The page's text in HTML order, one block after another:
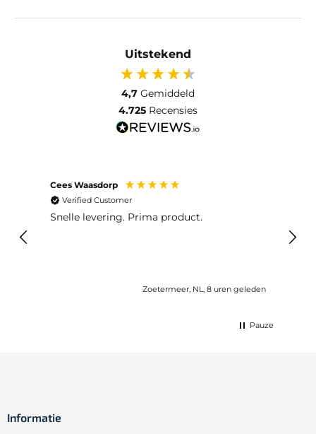
Uitstekend
4,7 Gemiddeld
4.725 Recensies
Cees Waasdorp
Verified Customer
Snelle levering. Prima product.
Zoetermeer, NL, 8 uren geleden
lang
Pauze
Informatie